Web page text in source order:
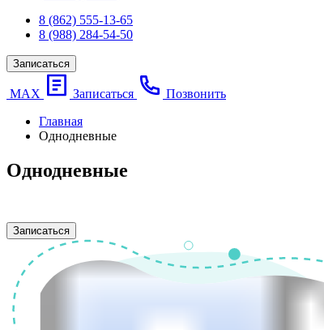
8 (862) 555-13-65
8 (988) 284-54-50
Записаться
МАХ Записаться
Позвонить
Главная
Однодневные
Однодневные
Записаться